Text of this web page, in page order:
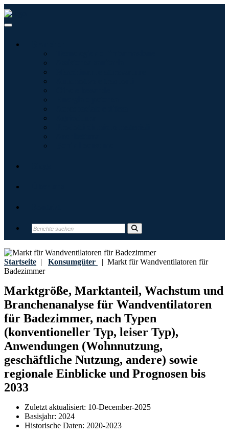
Startseite | Konsumgüter | Markt für Wandventilatoren für
Badezimmer
Marktgröße, Marktanteil, Wachstum und
Branchenanalyse für Wandventilatoren
für Badezimmer, nach Typen
(konventioneller Typ, leiser Typ),
Anwendungen (Wohnnutzung,
geschäftliche Nutzung, andere) sowie
regionale Einblicke und Prognosen bis
2033
Zuletzt aktualisiert: 10-December-2025
Basisjahr: 2024
Historische Daten: 2020-2023